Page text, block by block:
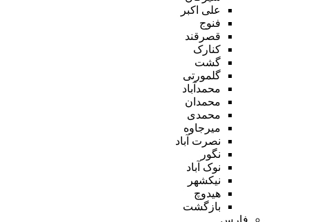
علی اکبر
فنوج
قصرقند
کنارک
گشت
گلمورتی
محمدآباد
محمدان
محمدی
میرجاوه
نصرت آباد
نگور
نوک آباد
نیکشهر
هیدوچ
بازگشت
فارس